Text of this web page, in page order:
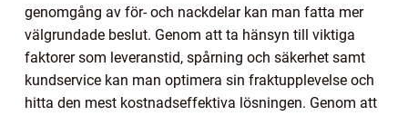
genomgång av för- och nackdelar kan man fatta mer
välgrundade beslut. Genom att ta hänsyn till viktiga
faktorer som leveranstid, spårning och säkerhet samt
kundservice kan man optimera sin fraktupplevelse och
hitta den mest kostnadseffektiva lösningen. Genom att